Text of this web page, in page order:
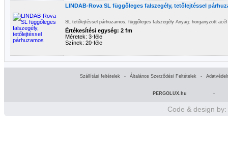
LINDAB-Rova SL függőleges falszegély, tetőlejtéssel
SL tetőlejtéssel párhuzamos, függőleges falszegély Anyag: horganyzott
Értékesítési egység: 2 fm
Méretek: 3-féle
Színek: 20-féle
Szállítási feltételek - Általános Szerződési Feltételek -
PERGOLUX.hu -
Code & design by: